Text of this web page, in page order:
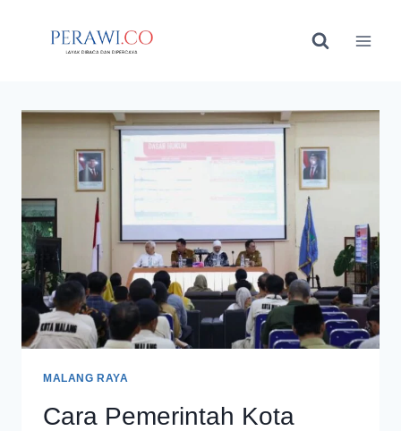
MALANG RAYA
Cara Pemerintah Kota